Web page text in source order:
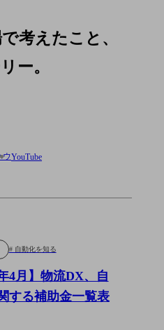
考えたこと、
ー。
ウYouTube
年4月】物流DX、自
する補助金一覧表
# 自動化を知る